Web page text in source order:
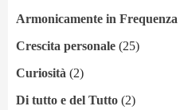
Armonicamente in Frequenza
Crescita personale (25)
Curiosità (2)
Di tutto e del Tutto (2)